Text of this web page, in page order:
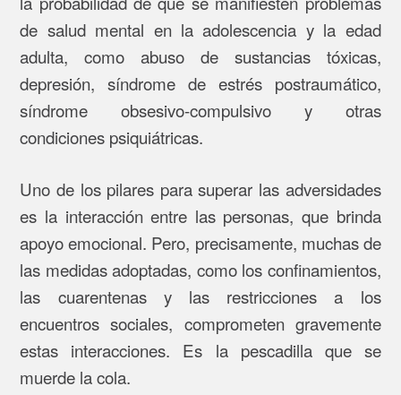
de salud mental en la adolescencia y la edad
adulta, como abuso de sustancias tóxicas,
depresión, síndrome de estrés postraumático,
síndrome obsesivo-compulsivo y otras
condiciones psiquiátricas.
Uno de los pilares para superar las adversidades
es la interacción entre las personas, que brinda
apoyo emocional. Pero, precisamente, muchas de
las medidas adoptadas, como los confinamientos,
las cuarentenas y las restricciones a los
encuentros sociales, comprometen gravemente
estas interacciones. Es la pescadilla que se
muerde la cola.